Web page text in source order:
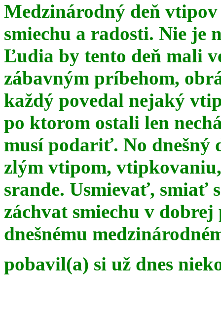
Medzinárodný deň
smiechu a radosti. Nie je
Ľudia by tento deň mali
zábavným príbehom,
každý povedal nejaký
po ktorom ostali len
musí podariť. No dnešný
zlým vtipom,
srande. Usmievať, smiať
záchvat smiechu v
dnešnému
pobavil(a) si už dnes